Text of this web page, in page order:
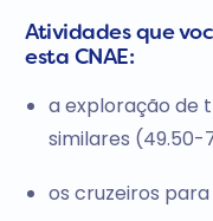
Atividades que
esta CNAE:
a exploração de
similares (49.50-
os cruzeiros